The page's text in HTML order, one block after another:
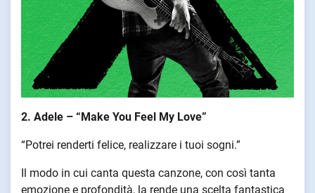
2. Adele – “Make You Feel My Love”
“Potrei renderti felice, realizzare i tuoi sogni.”
Il modo in cui canta questa canzone, con così tanta
emozione e profondità, la rende una scelta fantastica